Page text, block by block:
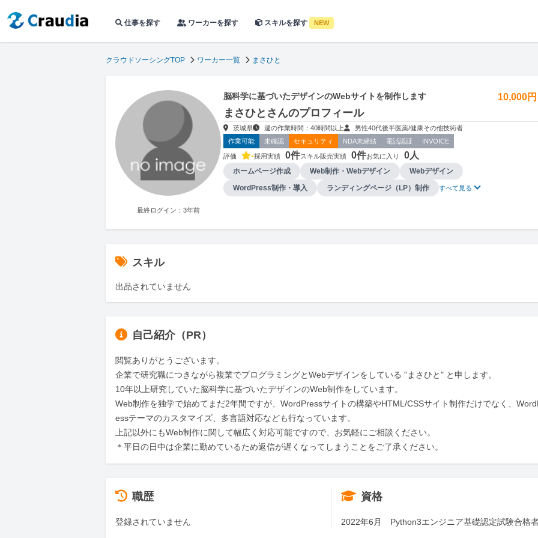
仕事を探す ワーカーを探す スキルを探す NEW
クラウドソーシングTOP ワーカー一覧 まさひと
最終ログイン：3年前
脳科学に基づいたデザインのWebサイトを制作します 10,000
まさひとさんのプロフィール
茨城県 週の作業時間：40時間以上 男性40代後半医薬/健康その他技術者
作業可能
未確認 セキュリティ NDA未締結 電話認証 INVOICE
評価 -採用実績 0件スキル販売実績 0件お気に入り 0人
ホームページ作成 Web制作・Webデザイン
Webデザイン
WordPress制作・導入
ランディングページ（LP）制作 すべて見る
スキル
出品されていません
自己紹介（PR）
閲覧ありがとうございます。
企業で研究職につきながら複業でプログラミングとWebデザインをしている "まさひと" と申します。
10年以上研究していた脳科学に基づいたデザインのWeb制作をしています。
Web制作を独学で始めてまだ2年間ですが、WordPressサイトの構築やHTML/CSSサイト制作だけでなく、
essテーマのカスタマイズ、多言語対応なども行なっています。
上記以外にもWeb制作に関して幅広く対応可能ですので、お気軽にご相談ください。
＊平日の日中は企業に勤めているため返信が遅くなってしまうことをご了承ください。
職歴
登録されていません
資格
2022年6月　Python3エンジニア基礎認定試験合格